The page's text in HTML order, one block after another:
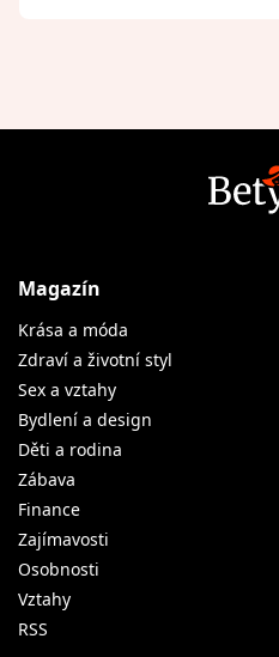
Magazín
Krása a móda
Zdraví a životní styl
Sex a vztahy
Bydlení a design
Děti a rodina
Zábava
Finance
Zajímavosti
Osobnosti
Vztahy
RSS